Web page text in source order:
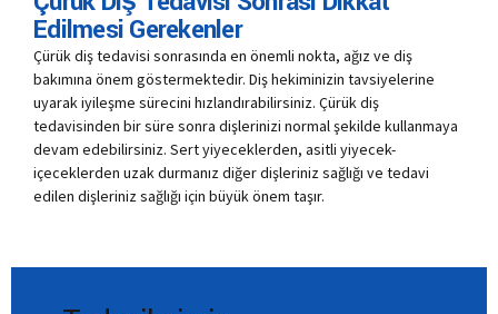
Edilmesi Gerekenler
Çürük diş tedavisi sonrasında en önemli nokta, ağız ve diş
bakımına önem göstermektedir. Diş hekiminizin tavsiyelerine
uyarak iyileşme sürecini hızlandırabilirsiniz. Çürük diş
tedavisinden bir süre sonra dişlerinizi normal şekilde kullanmaya
devam edebilirsiniz. Sert yiyeceklerden, asitli yiyecek-
içeceklerden uzak durmanız diğer dişleriniz sağlığı ve tedavi
edilen dişleriniz sağlığı için büyük önem taşır.